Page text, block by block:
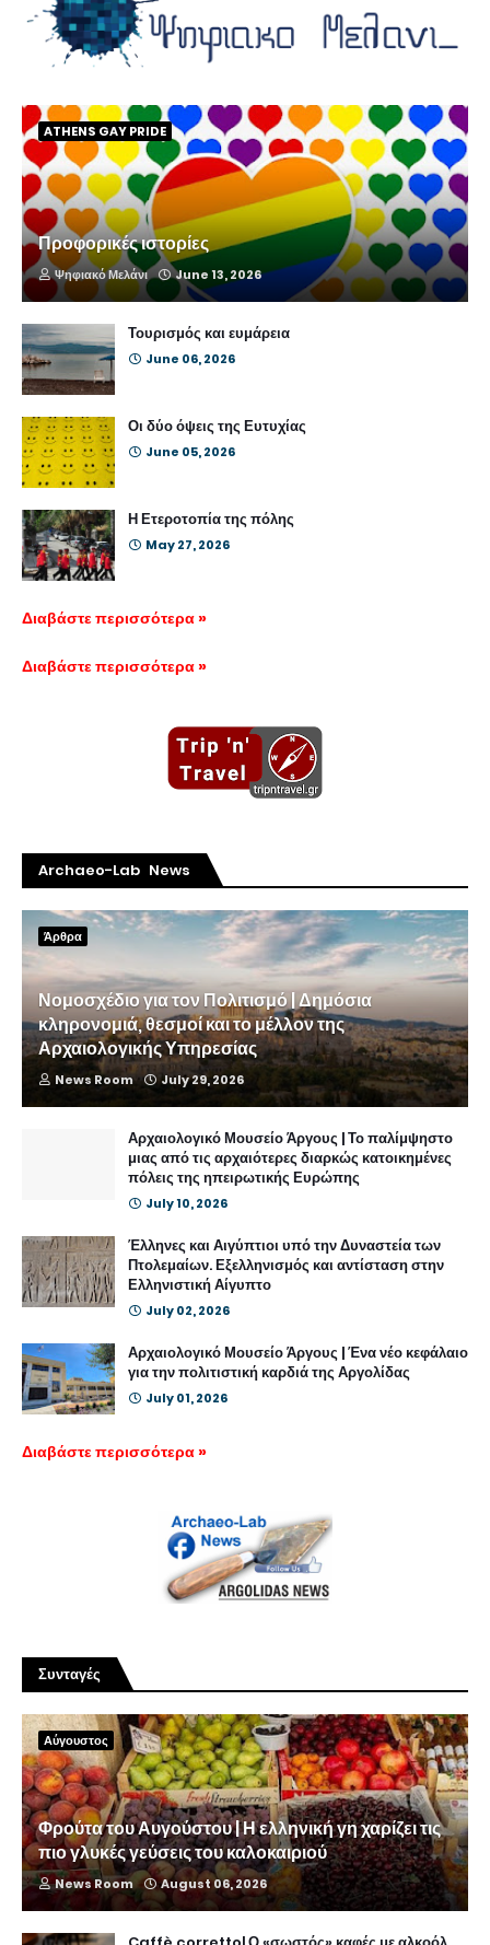
ATHENS GAY PRIDE
Προφορικές ιστορίες
Ψηφιακό Μελάνι June 13, 2026
Τουρισμός και ευμάρεια
June 06, 2026
Οι δύο όψεις της Ευτυχίας
June 05, 2026
Η Ετεροτοπία της πόλης
May 27, 2026
Διαβάστε περισσότερα »
Διαβάστε περισσότερα »
Archaeo-Lab News
Άρθρα
Νομοσχέδιο για τον Πολιτισμό | Δημόσια
κληρονομιά, θεσμοί και το μέλλον της
Αρχαιολογικής Υπηρεσίας
News Room July 29, 2026
Αρχαιολογικό Μουσείο Άργους | Το παλίμψηστο
μιας από τις αρχαιότερες διαρκώς κατοικημένες
πόλεις της ηπειρωτικής Ευρώπης
July 10, 2026
Έλληνες και Αιγύπτιοι υπό την Δυναστεία των
Πτολεμαίων. Εξελληνισμός και αντίσταση στην
Ελληνιστική Αίγυπτο
July 02, 2026
Αρχαιολογικό Μουσείο Άργους | Ένα νέο κεφάλαιο
για την πολιτιστική καρδιά της Αργολίδας
July 01, 2026
Διαβάστε περισσότερα »
Συνταγές
Αύγουστος
Φρούτα του Αυγούστου | Η ελληνική γη χαρίζει τις
πιο γλυκές γεύσεις του καλοκαιριού
News Room August 06, 2026